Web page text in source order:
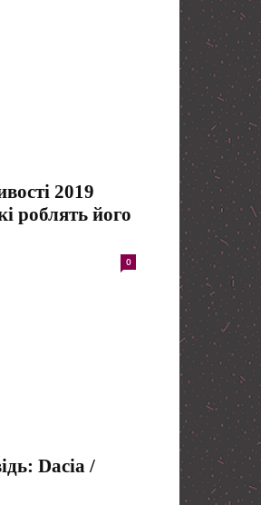
2019
роблять його
0
Dacia /